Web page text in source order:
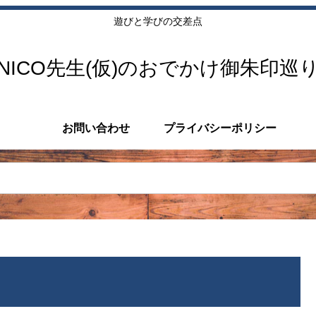
遊びと学びの交差点
先生(仮)のおでかけ御朱印巡
お問い合わせ プライバシーポリシー